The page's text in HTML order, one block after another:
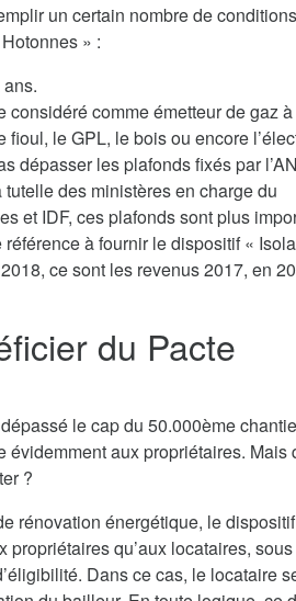
un certain nombre de
» :
considéré comme émetteur de gaz
le GPL, le bois ou encore
dépasser les plafonds fixés par
des ministères en charge du
et IDF, ces plafonds sont plus
à fournir le dispositif «
ce sont les revenus 2017, en
du Pacte
le cap du 50.000ème
évidemment aux propriétaires. Mais
?
rénovation énergétique, le dispositif
qu’aux locataires, sous
Dans ce cas, le locataire